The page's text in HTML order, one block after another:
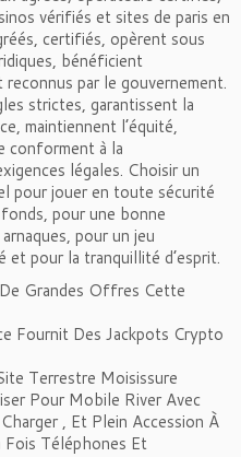
vérifiés et sites de paris en
certifiés, opèrent sous
bénéficient
par le gouvernement.
strictes, garantissent la
maintiennent l’équité,
conforment à la
légales. Choisir un
pour jouer en toute sécurité
pour une bonne
pour un jeu
et pour la tranquillité d’esprit.
Grandes Offres Cette
Fournit Des Jackpots Crypto
Terrestre Moisissure
Pour Mobile River Avec
, Et Plein Accession À
Fois Téléphones Et